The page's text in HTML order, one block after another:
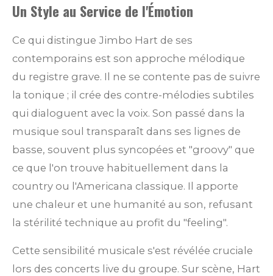
Un Style au Service de l'Émotion
Ce qui distingue Jimbo Hart de ses
contemporains est son approche mélodique
du registre grave. Il ne se contente pas de suivre
la tonique ; il crée des contre-mélodies subtiles
qui dialoguent avec la voix. Son passé dans la
musique soul transparaît dans ses lignes de
basse, souvent plus syncopées et "groovy" que
ce que l'on trouve habituellement dans la
country ou l'Americana classique. Il apporte
une chaleur et une humanité au son, refusant
la stérilité technique au profit du "feeling".
Cette sensibilité musicale s'est révélée cruciale
lors des concerts live du groupe. Sur scène, Hart